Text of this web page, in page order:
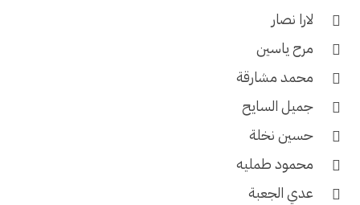
لارا نصار
مرح ياسين
محمد مشارقة
جميل السايح
حسين نخلة
محمود طمليه
عدي الجعبة